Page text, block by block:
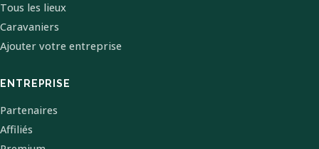
Tous les lieux
Caravaniers
Ajouter votre entreprise
ENTREPRISE
Partenaires
Affiliés